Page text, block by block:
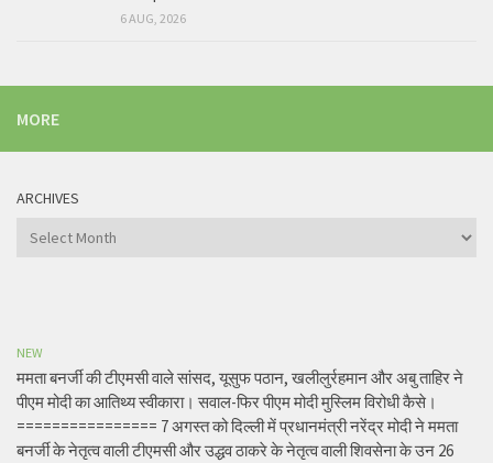
6 AUG, 2026
MORE
ARCHIVES
Archives
NEW
ममता बनर्जी की टीएमसी वाले सांसद, यूसुफ पठान, खलीलुर्रहमान और अबु ताहिर ने
पीएम मोदी का आतिथ्य स्वीकारा। सवाल-फिर पीएम मोदी मुस्लिम विरोधी कैसे।
================ 7 अगस्त को दिल्ली में प्रधानमंत्री नरेंद्र मोदी ने ममता
बनर्जी के नेतृत्व वाली टीएमसी और उद्धव ठाकरे के नेतृत्व वाली शिवसेना के उन 26